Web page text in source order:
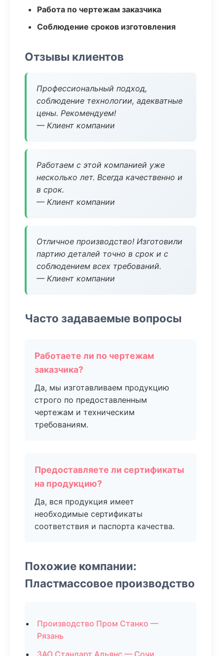
Работа по чертежам заказчика
Соблюдение сроков изготовления
Отзывы клиентов
Профессиональный подход,
соблюдение технологии, адекватные
цены. Рекомендуем!
— Клиент компании
Работаем с этой компанией уже
несколько лет. Всегда качественно и
в срок.
— Клиент компании
Отличное производство! Изготовили
партию деталей точно в срок и с
соблюдением всех требований.
— Клиент компании
Часто задаваемые вопросы
Работаете ли по чертежам
заказчика?
Да, мы изготавливаем продукцию
строго по предоставленным
чертежам и техническим
требованиям.
Предоставляете ли сертификаты
на продукцию?
Да, вся продукция имеет
необходимые сертификаты
соответствия и паспорта качества.
Похожие компании:
Пластмассовое производство
Производство Пром Станко —
Рязань
ЗАО Стандарт Альянс — Сочи